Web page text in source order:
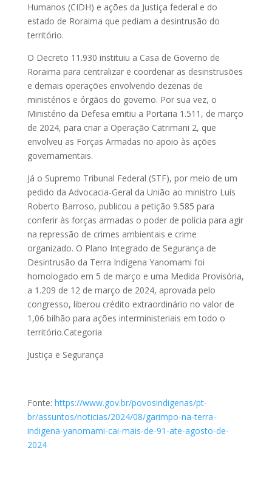
Humanos (CIDH) e ações da Justiça federal e do
estado de Roraima que pediam a desintrusão do
território.
O Decreto 11.930 instituiu a Casa de Governo de
Roraima para centralizar e coordenar as desinstrusões
e demais operações envolvendo dezenas de
ministérios e órgãos do governo. Por sua vez, o
Ministério da Defesa emitiu a Portaria 1.511, de março
de 2024, para criar a Operação Catrimani 2, que
envolveu as Forças Armadas no apoio às ações
governamentais.
Já o Supremo Tribunal Federal (STF), por meio de um
pedido da Advocacia-Geral da União ao ministro Luís
Roberto Barroso, publicou a petição 9.585 para
conferir às forças armadas o poder de polícia para agir
na repressão de crimes ambientais e crime
organizado. O Plano Integrado de Segurança de
Desintrusão da Terra Indígena Yanomami foi
homologado em 5 de março e uma Medida Provisória,
a 1.209 de 12 de março de 2024, aprovada pelo
congresso, liberou crédito extraordinário no valor de
1,06 bilhão para ações interministeriais em todo o
território.Categoria
Justiça e Segurança
Fonte: https://www.gov.br/povosindigenas/pt-
br/assuntos/noticias/2024/08/garimpo-na-terra-
indigena-yanomami-cai-mais-de-91-ate-agosto-de-
2024